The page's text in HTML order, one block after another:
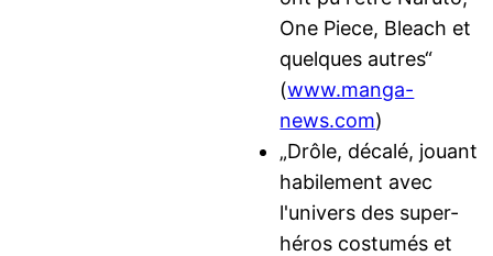
One Piece, Bleach et
quelques autres“
(www.manga-
news.com)
„Drôle, décalé, jouant
habilement avec
l'univers des super-
héros costumés et